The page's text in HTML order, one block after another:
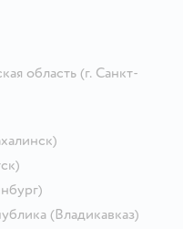
область (г. Санкт-
(Владикавказ)